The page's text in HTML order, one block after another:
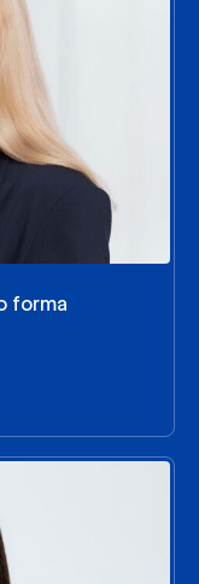
forma